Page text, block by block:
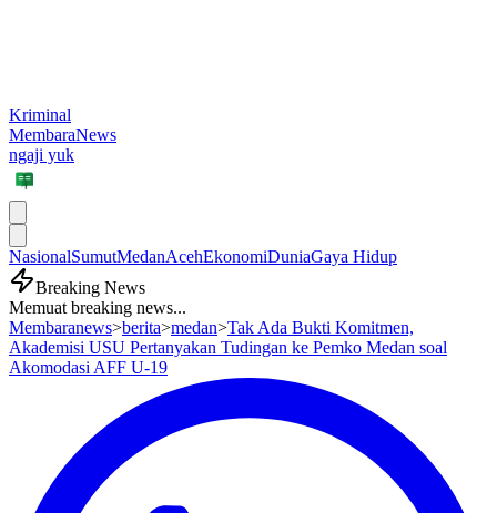
Kriminal
MembaraNews
ngaji yuk
NasionalSumutMedanAcehEkonomiDuniaGaya Hidup
Breaking News
Memuat breaking news...
Membaranews>berita>medan>Tak Ada Bukti Komitmen,
Akademisi USU Pertanyakan Tudingan ke Pemko Medan soal
Akomodasi AFF U-19